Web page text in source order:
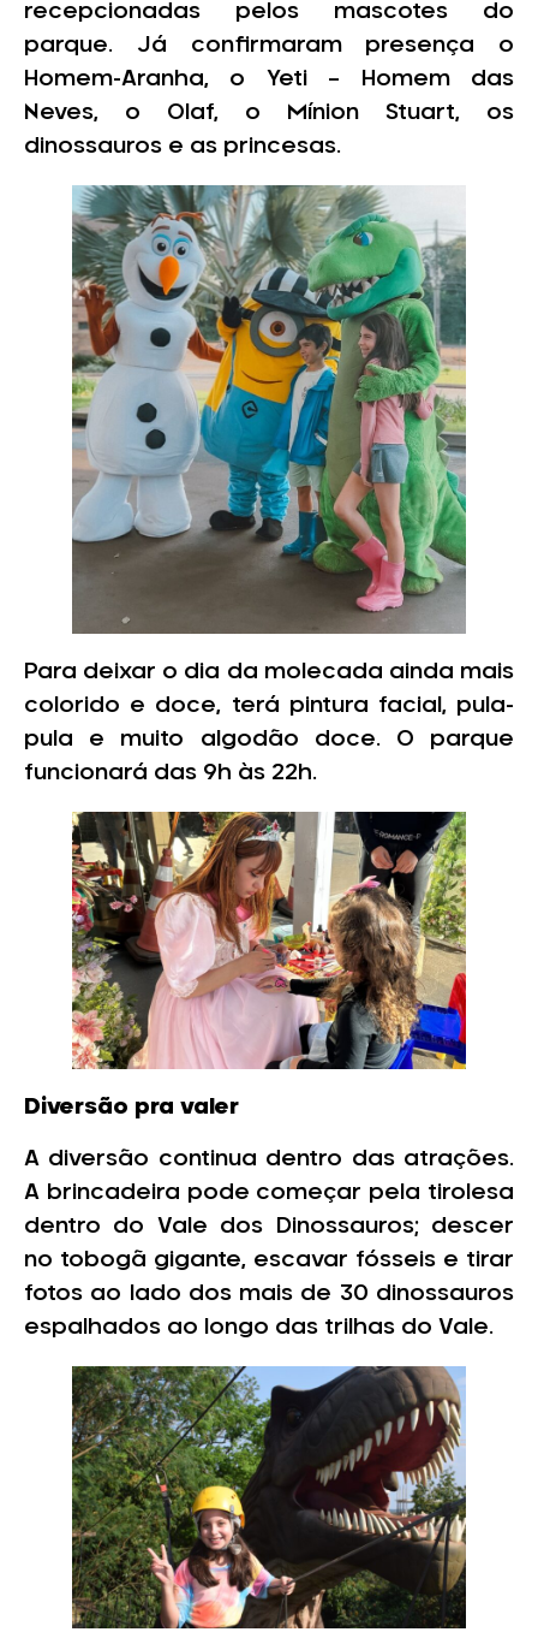
recepcionadas pelos mascotes do
parque. Já confirmaram presença o
Homem-Aranha, o Yeti – Homem das
Neves, o Olaf, o Mínion Stuart, os
dinossauros e as princesas.
Para deixar o dia da molecada ainda mais
colorido e doce, terá pintura facial, pula-
pula e muito algodão doce. O parque
funcionará das 9h às 22h.
Diversão pra valer
A diversão continua dentro das atrações.
A brincadeira pode começar pela tirolesa
dentro do Vale dos Dinossauros; descer
no tobogã gigante, escavar fósseis e tirar
fotos ao lado dos mais de 30 dinossauros
espalhados ao longo das trilhas do Vale.